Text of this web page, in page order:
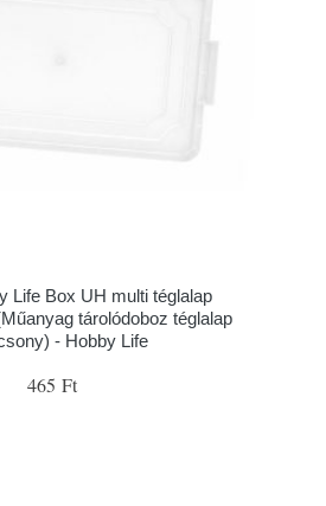
Life Box UH multi téglalap
tárolódoboz téglalap
- Hobby Life
465 Ft